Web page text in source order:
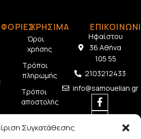
Συγκατάθεσης
ΧΡΗΣΙΜΑ
Όροι
χρήσης
Τρόποι
πληρωμής
Τρόποι
αποστολής
Απορρήτου
Ηφαίστου
36 Αθήνα
105 55
2103212433
info@samouelian.gr